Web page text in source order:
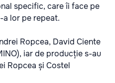
specific, care îi face pe
a lor pe repeat.
Ropcea, David Ciente
iar de producție s-au
Ropcea și Costel